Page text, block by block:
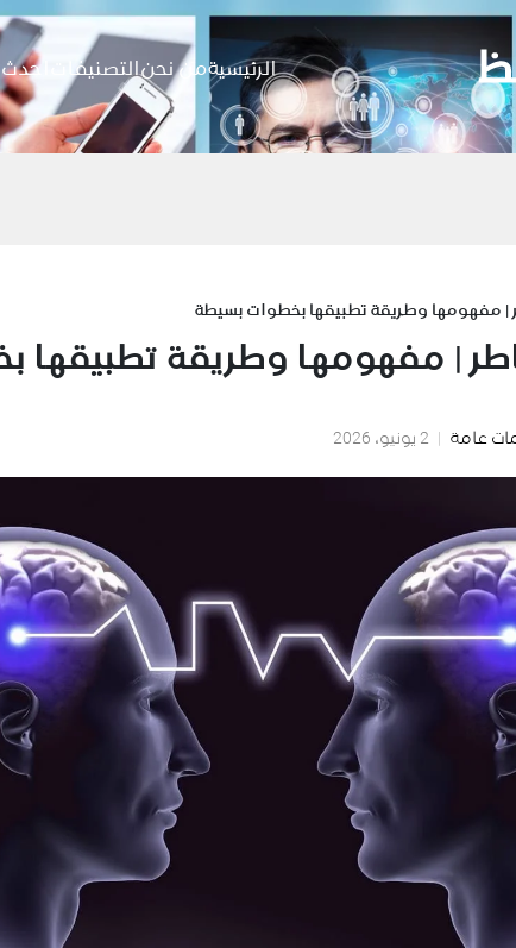
الرئيسيةمن نحنالتصنيفات احدث
| مفهومها وطريقة تطبيقها بخطوات بسيطة
| مفهومها وطريقة تطبيقها
عامة 2 يونيو، 2026